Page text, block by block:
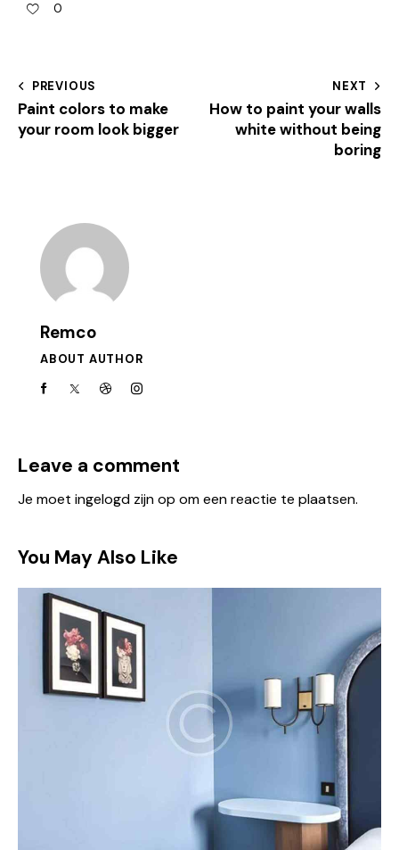
0
PREVIOUS
Paint colors to make
your room look bigger
NEXT
How to paint your walls
white without being
boring
Remco
ABOUT AUTHOR
Leave a comment
Je moet ingelogd zijn op om een reactie te plaatsen.
You May Also Like